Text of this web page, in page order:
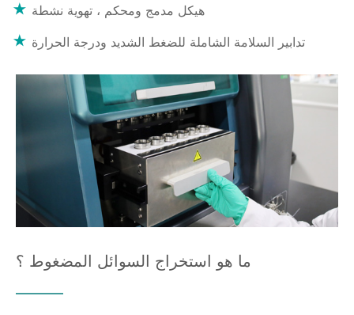
هيكل مدمج ومحكم ، تهوية نشطة
تدابير السلامة الشاملة للضغط الشديد ودرجة الحرارة
ما هو استخراج السوائل المضغوط ؟